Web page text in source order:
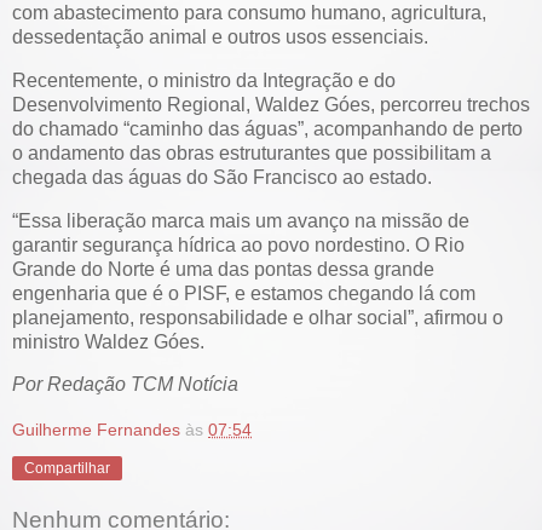
com abastecimento para consumo humano, agricultura,
dessedentação animal e outros usos essenciais.
Recentemente, o ministro da Integração e do
Desenvolvimento Regional, Waldez Góes, percorreu trechos
do chamado “caminho das águas”, acompanhando de perto
o andamento das obras estruturantes que possibilitam a
chegada das águas do São Francisco ao estado.
“Essa liberação marca mais um avanço na missão de
garantir segurança hídrica ao povo nordestino. O Rio
Grande do Norte é uma das pontas dessa grande
engenharia que é o PISF, e estamos chegando lá com
planejamento, responsabilidade e olhar social”, afirmou o
ministro Waldez Góes.
Por Redação TCM Notícia
Guilherme Fernandes às 07:54
Compartilhar
Nenhum comentário: